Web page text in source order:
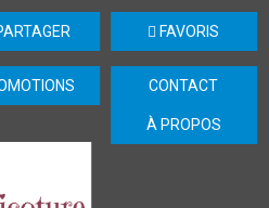
FAVORIS
CONTACT
À PROPOS